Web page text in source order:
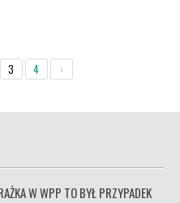
3 4 ›
W WPP TO BYŁ PRZYPADEK